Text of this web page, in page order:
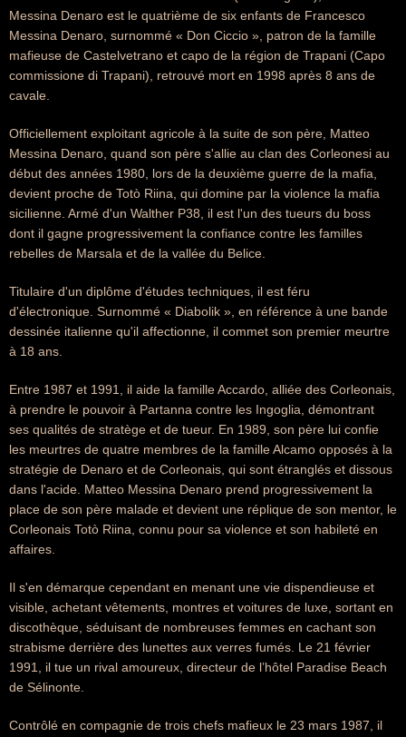
Messina Denaro est le quatrième de six enfants de Francesco
Messina Denaro, surnommé « Don Ciccio », patron de la famille
mafieuse de Castelvetrano et capo de la région de Trapani (Capo
commissione di Trapani), retrouvé mort en 1998 après 8 ans de
cavale.
Officiellement exploitant agricole à la suite de son père, Matteo
Messina Denaro, quand son père s'allie au clan des Corleonesi au
début des années 1980, lors de la deuxième guerre de la mafia,
devient proche de Totò Riina, qui domine par la violence la mafia
sicilienne. Armé d'un Walther P38, il est l'un des tueurs du boss
dont il gagne progressivement la confiance contre les familles
rebelles de Marsala et de la vallée du Belice.
Titulaire d'un diplôme d'études techniques, il est féru
d'électronique. Surnommé « Diabolik », en référence à une bande
dessinée italienne qu'il affectionne, il commet son premier meurtre
à 18 ans.
Entre 1987 et 1991, il aide la famille Accardo, alliée des Corleonais,
à prendre le pouvoir à Partanna contre les Ingoglia, démontrant
ses qualités de stratège et de tueur. En 1989, son père lui confie
les meurtres de quatre membres de la famille Alcamo opposés à la
stratégie de Denaro et de Corleonais, qui sont étranglés et dissous
dans l'acide. Matteo Messina Denaro prend progressivement la
place de son père malade et devient une réplique de son mentor, le
Corleonais Totò Riina, connu pour sa violence et son habileté en
affaires.
Il s'en démarque cependant en menant une vie dispendieuse et
visible, achetant vêtements, montres et voitures de luxe, sortant en
discothèque, séduisant de nombreuses femmes en cachant son
strabisme derrière des lunettes aux verres fumés. Le 21 février
1991, il tue un rival amoureux, directeur de l’hôtel Paradise Beach
de Sélinonte.
Contrôlé en compagnie de trois chefs mafieux le 23 mars 1987, il